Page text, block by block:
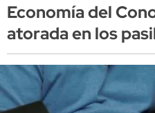
Economía del
atorada en los